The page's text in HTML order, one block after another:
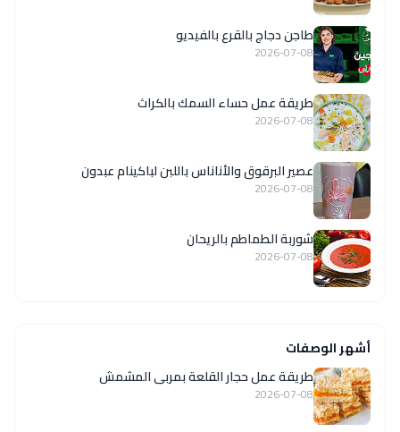
طاجن دجاج بالقرع بالفيديو
2026-07-08
طريقة عمل حساء السمك بالكراث
2026-07-08
عصير البرقوق والأناناس باللبن لباكينام عبدون
2026-07-08
شوربة الطماطم بالريحان
2026-07-08
أشهر الوصفات
طريقة عمل حجار القلعة بمربى المشمش
2026-07-08